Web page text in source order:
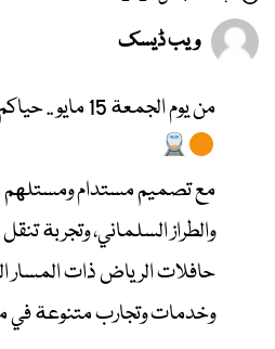
ویب ڈیسک
من يوم الجمعة 15 مايو .. حياكم في المحطة الغربية
مع تصميم مستدام ومستلهم
والطراز السلماني، وتجربة
حافلات الرياض ذات
وخدمات وتجارب متنوعة في